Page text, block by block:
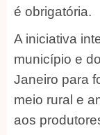
é obrigatória.
A iniciativa
município e
Janeiro para
meio rural e
aos